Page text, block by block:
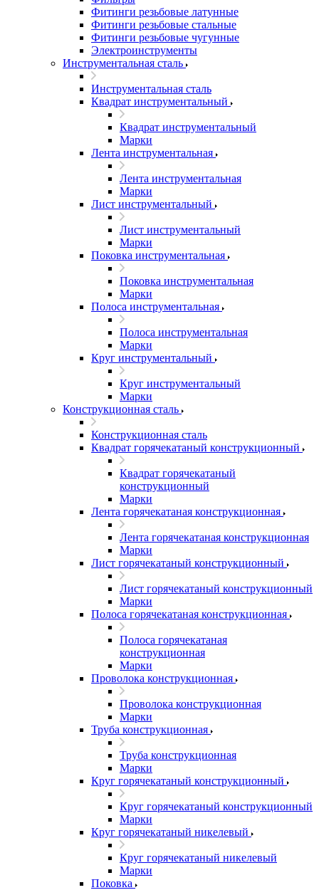
Фитинги резьбовые латунные
Фитинги резьбовые стальные
Фитинги резьбовые чугунные
Электроинструменты
Инструментальная сталь
Инструментальная сталь
Квадрат инструментальный
Квадрат инструментальный
Марки
Лента инструментальная
Лента инструментальная
Марки
Лист инструментальный
Лист инструментальный
Марки
Поковка инструментальная
Поковка инструментальная
Марки
Полоса инструментальная
Полоса инструментальная
Марки
Круг инструментальный
Круг инструментальный
Марки
Конструкционная сталь
Конструкционная сталь
Квадрат горячекатаный конструкционный
Квадрат горячекатаный
конструкционный
Марки
Лента горячекатаная конструкционная
Лента горячекатаная конструкционная
Марки
Лист горячекатаный конструкционный
Лист горячекатаный конструкционный
Марки
Полоса горячекатаная конструкционная
Полоса горячекатаная
конструкционная
Марки
Проволока конструкционная
Проволока конструкционная
Марки
Труба конструкционная
Труба конструкционная
Марки
Круг горячекатаный конструкционный
Круг горячекатаный конструкционный
Марки
Круг горячекатаный никелевый
Круг горячекатаный никелевый
Марки
Поковка